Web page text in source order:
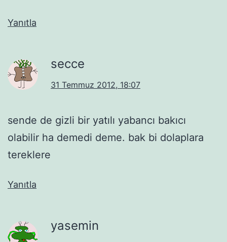
Yanıtla
secce
31 Temmuz 2012, 18:07
sende de gizli bir yatılı yabancı bakıcı
olabilir ha demedi deme. bak bi dolaplara
tereklere
Yanıtla
yasemin